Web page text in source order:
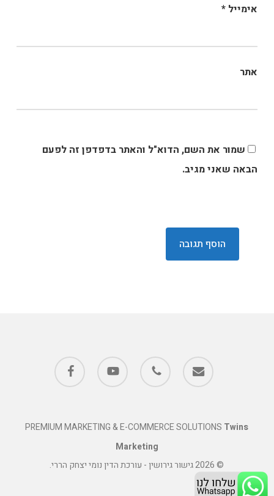
אימייל *
אתר
שמור את השם, הדוא"ל והאתר בדפדפן זה לפעם
הבאה שאני מגיב.
facebook youtube phone email
PREMIUM MARKETING & E-COMMERCE SOLUTIONS Twins
Marketing
© 2026 גישור גירושין - עורכת הדין נומי יצחק הררי.